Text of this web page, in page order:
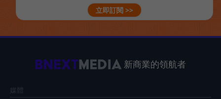
立即訂閱 >>
新商業的領航者
媒體